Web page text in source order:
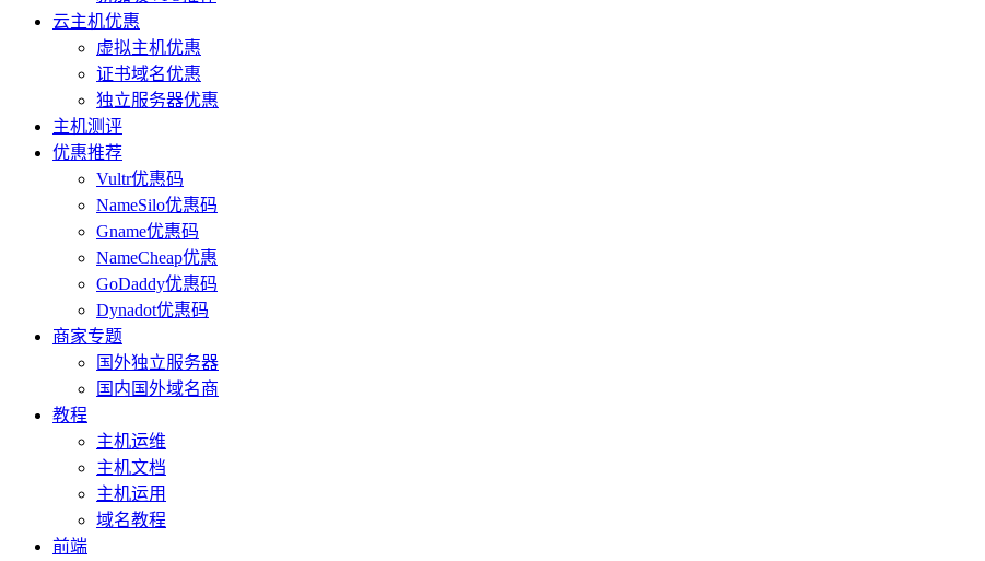
云主机优惠
虚拟主机优惠
证书域名优惠
独立服务器优惠
主机测评
优惠推荐
Vultr优惠码
NameSilo优惠码
Gname优惠码
NameCheap优惠
GoDaddy优惠码
Dynadot优惠码
商家专题
国外独立服务器
国内国外域名商
教程
主机运维
主机文档
主机运用
域名教程
前端